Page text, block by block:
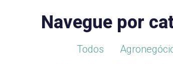
Navegue por
Todos